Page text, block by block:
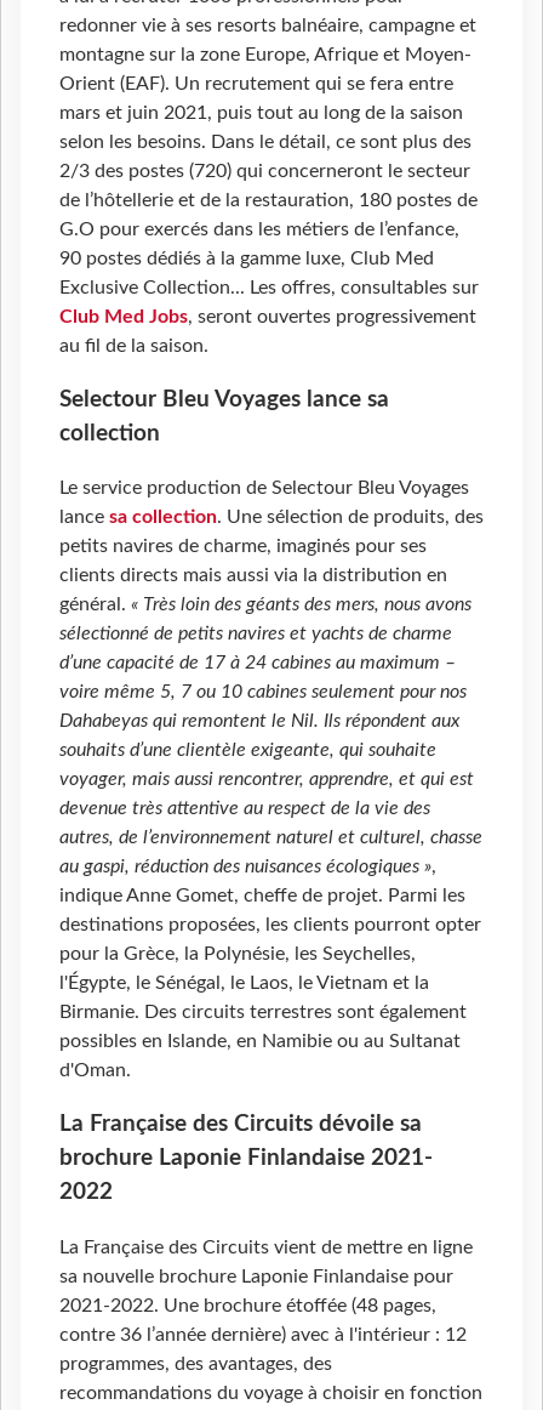
redonner vie à ses resorts balnéaire, campagne et
montagne sur la zone Europe, Afrique et Moyen-
Orient (EAF). Un recrutement qui se fera entre
mars et juin 2021, puis tout au long de la saison
selon les besoins. Dans le détail, ce sont plus des
2/3 des postes (720) qui concerneront le secteur
de l’hôtellerie et de la restauration, 180 postes de
G.O pour exercés dans les métiers de l’enfance,
90 postes dédiés à la gamme luxe, Club Med
Exclusive Collection... Les offres, consultables sur
Club Med Jobs, seront ouvertes progressivement
au fil de la saison.
Selectour Bleu Voyages lance sa
collection
Le service production de Selectour Bleu Voyages
lance sa collection. Une sélection de produits, des
petits navires de charme, imaginés pour ses
clients directs mais aussi via la distribution en
général. « Très loin des géants des mers, nous avons
sélectionné de petits navires et yachts de charme
d’une capacité de 17 à 24 cabines au maximum –
voire même 5, 7 ou 10 cabines seulement pour nos
Dahabeyas qui remontent le Nil. Ils répondent aux
souhaits d’une clientèle exigeante, qui souhaite
voyager, mais aussi rencontrer, apprendre, et qui est
devenue très attentive au respect de la vie des
autres, de l’environnement naturel et culturel, chasse
au gaspi, réduction des nuisances écologiques »,
indique Anne Gomet, cheffe de projet. Parmi les
destinations proposées, les clients pourront opter
pour la Grèce, la Polynésie, les Seychelles,
l'Égypte, le Sénégal, le Laos, le Vietnam et la
Birmanie. Des circuits terrestres sont également
possibles en Islande, en Namibie ou au Sultanat
d'Oman.
La Française des Circuits dévoile sa
brochure Laponie Finlandaise 2021-
2022
La Française des Circuits vient de mettre en ligne
sa nouvelle brochure Laponie Finlandaise pour
2021-2022. Une brochure étoffée (48 pages,
contre 36 l’année dernière) avec à l'intérieur : 12
programmes, des avantages, des
recommandations du voyage à choisir en fonction